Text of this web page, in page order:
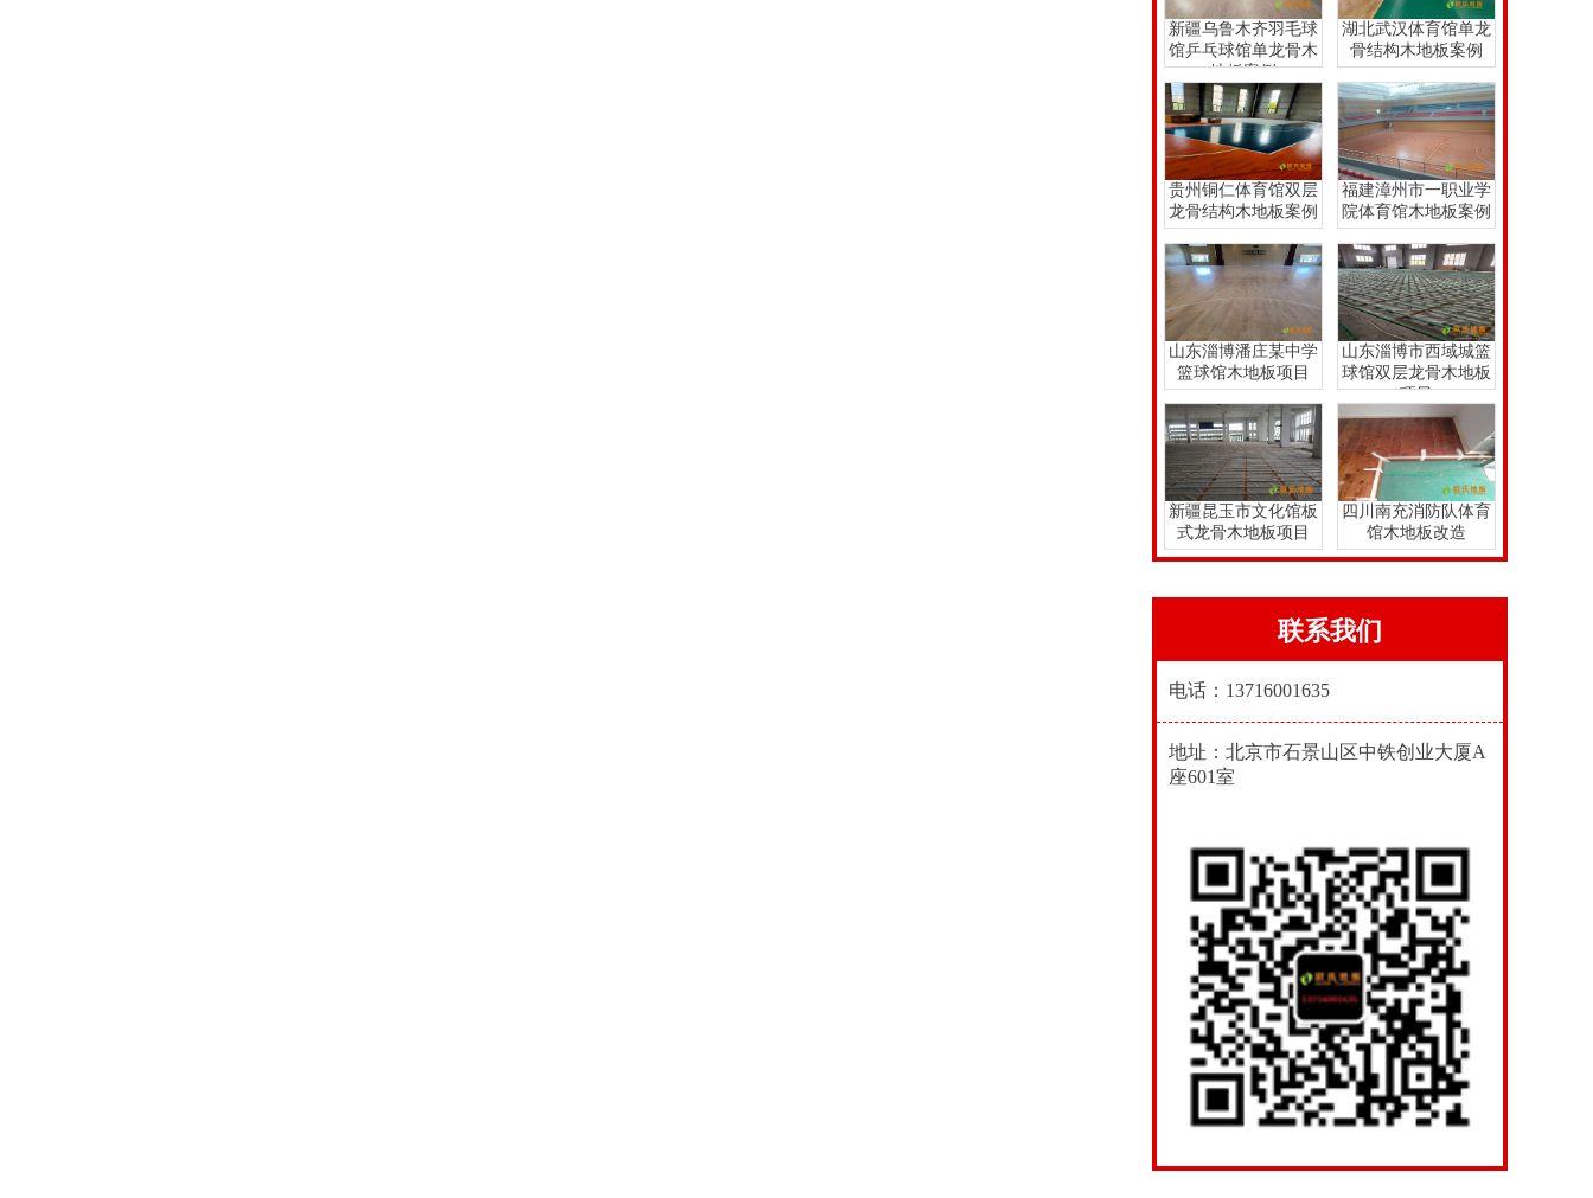
新疆乌鲁木齐羽毛球
馆乒乓球馆单龙骨木
地板案例
湖北武汉体育馆单龙
骨结构木地板案例
贵州铜仁体育馆双层
龙骨结构木地板案例
福建漳州市一职业学
院体育馆木地板案例
山东淄博潘庄某中学
篮球馆木地板项目
山东淄博市西域城篮
球馆双层龙骨木地板
项目
新疆昆玉市文化馆板
式龙骨木地板项目
四川南充消防队体育
馆木地板改造
联系我们
电话：13716001635
地址：北京市石景山区中铁创业大厦A
座601室